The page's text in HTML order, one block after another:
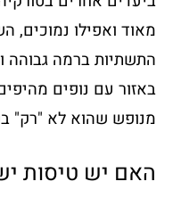
k
מאוד ואפילו נמוכים,
התשתיות ברמה גבוהה
באזור עם נופים
מנופש שהוא לא "רק"
האם יש טיסות